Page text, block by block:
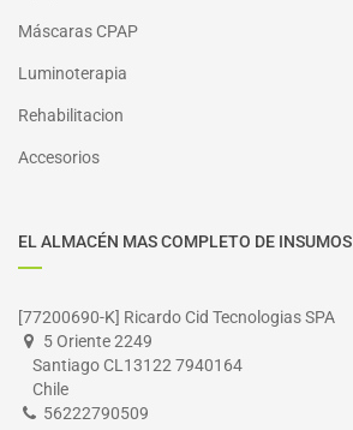
Máscaras CPAP
Luminoterapia
Rehabilitacion
Accesorios
EL ALMACÉN MAS COMPLETO DE INSUMOS
[77200690-K] Ricardo Cid Tecnologias SPA
5 Oriente 2249
Santiago CL13122 7940164
Chile
56222790509